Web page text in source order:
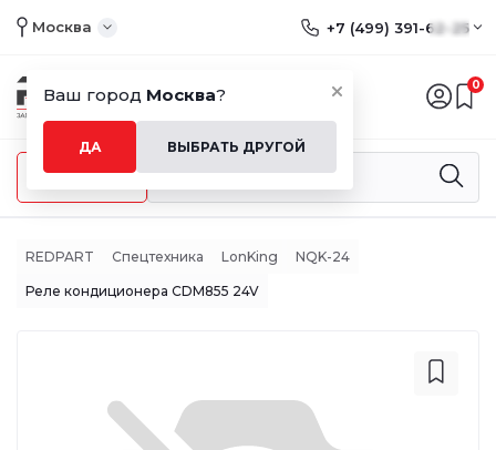
Ваш город Москва?
ДА ВЫБРАТЬ ДРУГОЙ
Москва +7 (499) 391-62-25
0
Меню
REDPART Спецтехника LonKing NQK-24
Реле кондиционера CDM855 24V